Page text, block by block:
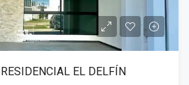
EL DELFÍN